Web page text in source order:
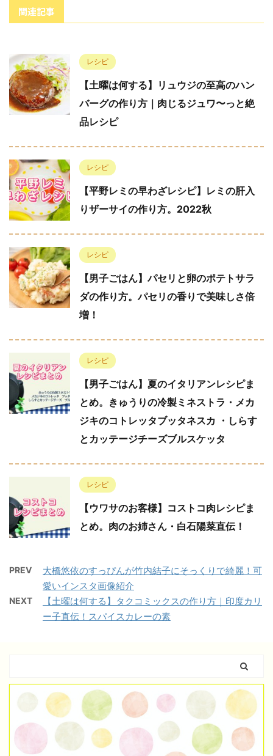
関連記事
レシピ
【土曜は何する】リュウジの至高のハン
バーグの作り方｜肉じるジュワ〜っと絶
品レシピ
レシピ
【平野レミの早わざレシピ】レミの肝入
りザーサイの作り方。2022秋
レシピ
【男子ごはん】パセリと卵のポテトサラ
ダの作り方。パセリの香りで美味しさ倍
増！
レシピ
【男子ごはん】夏のイタリアンレシピま
とめ。きゅうりの冷製ミネストラ・メカ
ジキのコトレッタブッタネスカ ・しらす
とカッテージチーズブルスケッタ
レシピ
【ウワサのお客様】コストコ肉レシピま
とめ。肉のお姉さん・白石陽菜直伝！
PREV
大橋悠依のすっぴんが竹内結子にそっくりで綺麗！可
愛いインスタ画像紹介
NEXT
【土曜は何する】タクコミックスの作り方｜印度カリ
ー子直伝！スパイスカレーの素